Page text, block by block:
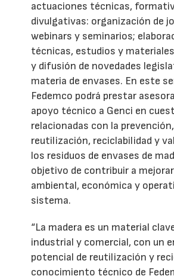
actuaciones técnicas,
divulgativas: organización de
webinars y seminarios;
técnicas, estudios y
y difusión de novedades
materia de envases. En este
Fedemco podrá prestar
apoyo técnico a Genci en
relacionadas con la prevención,
reutilización, reciclabilidad y
los residuos de envases de
objetivo de contribuir a
ambiental, económica y
sistema.
“La madera es un material
industrial y comercial, con un
potencial de reutilización y
conocimiento técnico de